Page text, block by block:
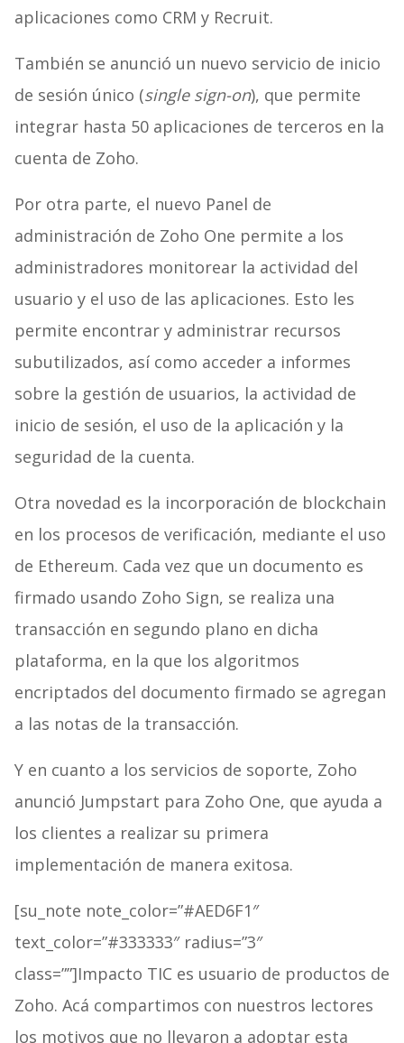
aplicaciones como CRM y Recruit.
También se anunció un nuevo servicio de inicio
de sesión único (single sign-on), que permite
integrar hasta 50 aplicaciones de terceros en la
cuenta de Zoho.
Por otra parte, el nuevo Panel de
administración de Zoho One permite a los
administradores monitorear la actividad del
usuario y el uso de las aplicaciones. Esto les
permite encontrar y administrar recursos
subutilizados, así como acceder a informes
sobre la gestión de usuarios, la actividad de
inicio de sesión, el uso de la aplicación y la
seguridad de la cuenta.
Otra novedad es la incorporación de blockchain
en los procesos de verificación, mediante el uso
de Ethereum. Cada vez que un documento es
firmado usando Zoho Sign, se realiza una
transacción en segundo plano en dicha
plataforma, en la que los algoritmos
encriptados del documento firmado se agregan
a las notas de la transacción.
Y en cuanto a los servicios de soporte, Zoho
anunció Jumpstart para Zoho One, que ayuda a
los clientes a realizar su primera
implementación de manera exitosa.
[su_note note_color=”#AED6F1″
text_color=”#333333″ radius=”3″
class=””]Impacto TIC es usuario de productos de
Zoho. Acá compartimos con nuestros lectores
los motivos que no llevaron a adoptar esta